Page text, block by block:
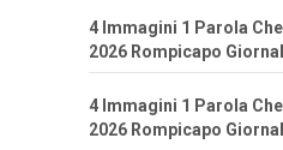
4 Immagini 1 Parola
2026 Rompicapo
4 Immagini 1 Parola
2026 Rompicapo